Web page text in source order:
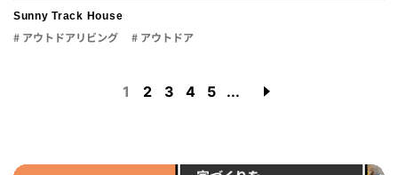
Sunny Track House
# アウトドアリビング # アウトドア
1 2 3 4 5 ...